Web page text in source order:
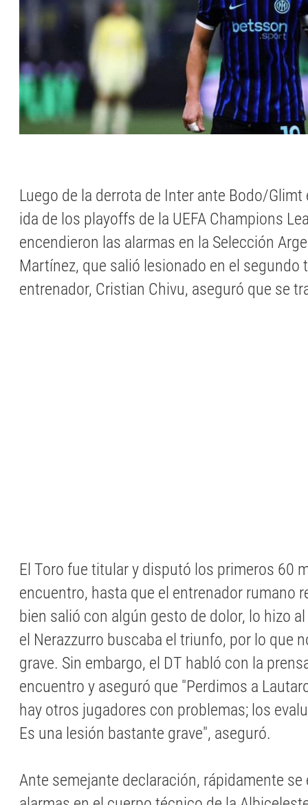
Luego de la derrota de Inter ante Bodo/Glimt
ida de los playoffs de la UEFA Champions
encendieron las alarmas en la Selección
Martínez, que salió lesionado en el segundo
entrenador, Cristian Chivu, aseguró que se
El Toro fue titular y disputó los primeros 60
encuentro, hasta que el entrenador rumano
bien salió con algún gesto de dolor, lo hizo
el Nerazzurro buscaba el triunfo, por lo que
grave. Sin embargo, el DT habló con la
encuentro y aseguró que "Perdimos a
hay otros jugadores con problemas; los
Es una lesión bastante grave", aseguró.
Ante semejante declaración, rápidamente